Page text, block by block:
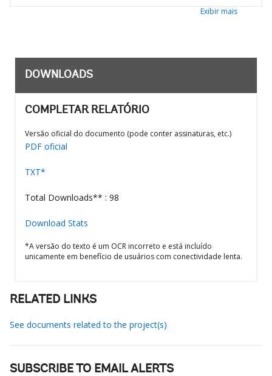
Exibir mais
DOWNLOADS
COMPLETAR RELATÓRIO
Versão oficial do documento (pode conter assinaturas, etc.)
PDF oficial
TXT*
Total Downloads** : 98
Download Stats
*A versão do texto é um OCR incorreto e está incluído
unicamente em benefício de usuários com conectividade lenta.
RELATED LINKS
See documents related to the project(s)
SUBSCRIBE TO EMAIL ALERTS